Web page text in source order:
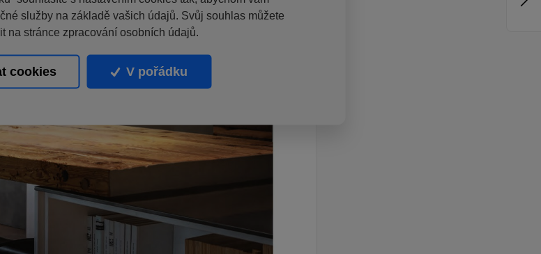
služby na základě vašich údajů. Svůj souhlas můžete
na stránce zpracování osobních údajů.
cookies V pořádku